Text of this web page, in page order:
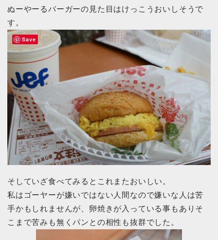
ぬーやーるバーガーの見た目はけっこうおいしそうで
す。
そしていざ食べてみるとこれまたおいしい。
私はゴーヤーが嫌いではない人間なので嫌いな人は苦
手かもしれませんが、卵焼きが入っている事もありそ
こまで苦みも無くパンとの相性も抜群でした。
Save